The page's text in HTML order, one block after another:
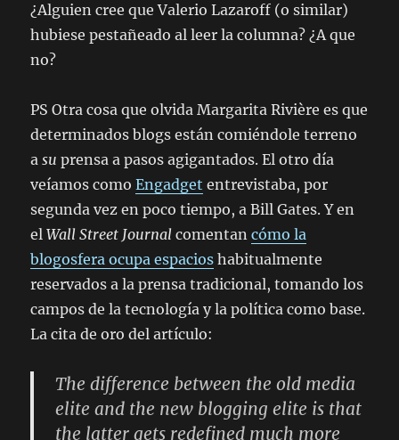
¿Alguien cree que Valerio Lazaroff (o similar)
hubiese pestañeado al leer la columna? ¿A que
no?
PS Otra cosa que olvida Margarita Rivière es que
determinados blogs están comiéndole terreno
asu prensa a pasos agigantados. El otro día
veíamos comoEngadget entrevistaba, por
segunda vez en poco tiempo, a Bill Gates. Y en
elWall Street Journal comentancómo la
blogosfera ocupa espacios habitualmente
reservados a la prensa tradicional, tomando los
campos de la tecnología y la política como base.
La cita de oro del artículo:
The difference between the old media
elite and the new blogging elite is that
the latter gets redefined much more